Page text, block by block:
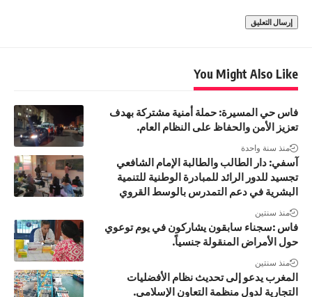
You Might Also Like
فاس حي المسيرة: حملة أمنية مشتركة بهدف
تعزيز الأمن والحفاظ على النظام العام.
منذ سنة واحدة
آسفي: دار الطالب والطالبة الإمام الشافعي
تجسيد للدور الرائد للمبادرة الوطنية للتنمية
البشرية في دعم التمدرس بالوسط القروي
منذ سنتين
فاس :سجناء سابقون يشاركون في يوم توعوي
حول الأمراض المنقولة جنسياً.
منذ سنتين
المغرب يدعو إلى تحديث نظام الأفضليات
التجارية لدول منظمة التعاون الإسلامي.